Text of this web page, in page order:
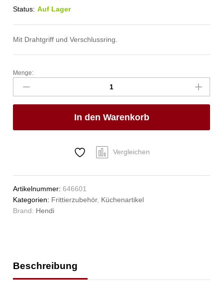
Status: Auf Lager
Mit Drahtgriff und Verschlussring.
Vogelnest-
Sieb,
HENDI,
ø100x390mm
Menge:
In den Warenkorb
Vergleichen
Artikelnummer:646601
Kategorien: Frittierzubehör, Küchenartikel
Brand: Hendi
Beschreibung